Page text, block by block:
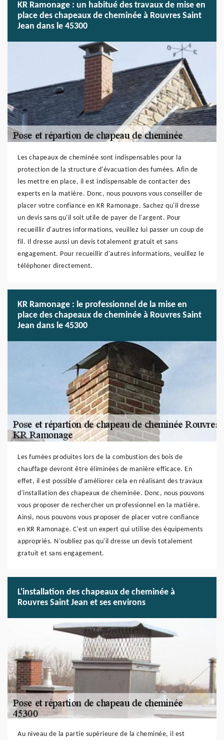
KR Ramonage : un habitué des travaux de mise en
place des chapeaux de cheminée à Rouvres Saint
Jean dans le 45300
Les chapeaux de cheminée sont indispensables pour la
protection de la structure d'évacuation des fumées. Afin de
les mettre en place, il est indispensable de contacter des
experts en la matière. Donc, nous pouvons vous conseiller de
placer votre confiance en KR Ramonage. Sachez qu'il dresse
un devis sans qu'il soit utile de payer de l'argent. Pour
recueillir d'autres informations, veuillez lui passer un coup de
fil. Il dresse aussi un devis totalement gratuit et sans
engagement. Pour recueillir d'autres informations, veuillez le
téléphoner directement.
KR Ramonage : le professionnel de la mise en
place des chapeaux de cheminée à Rouvres Saint
Jean dans le 45300
Les fumées produites lors de la combustion des bois de
chauffage devront être éliminées de manière efficace. En
effet, il est possible d'améliorer cela en réalisant des travaux
d'installation des chapeaux de cheminée. Donc, nous pouvons
vous proposer de rechercher un professionnel en la matière.
Ainsi, nous pouvons vous proposer de placer votre confiance
en KR Ramonage. C'est un expert qui utilise des équipements
appropriés. N'oubliez pas qu'il dresse un devis totalement
gratuit et sans engagement.
L'installation des chapeaux de cheminée à
Rouvres Saint Jean et ses environs
Au niveau de la partie supérieure de la cheminée, il est